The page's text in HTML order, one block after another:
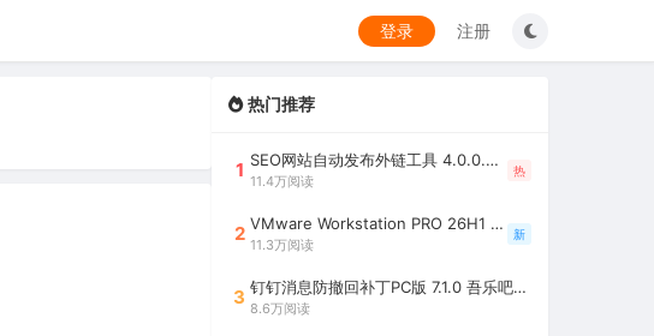
登录 注册
热门推荐
1 SEO网站自动发布外链工具 4.0.0.0 吾乐吧优化版（智能代理狂刷外链）
11.4万阅读
热
2 VMware Workstation PRO 26H1 中文精简安装注册版 / 完整版（最好用的虚拟机软件）
11.3万阅读
新
3 钉钉消息防撤回补丁PC版 7.1.0 吾乐吧优化版（支持消息防撤回+钉钉多开+支持消息永不已读+去除钉钉水印）
8.6万阅读